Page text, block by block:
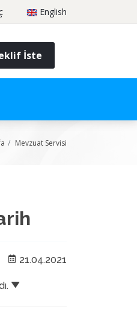
English
İste
Mevzuat Servisi
21.04.2021